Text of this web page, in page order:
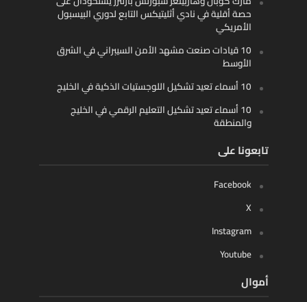
حصة أقلية في نادي أثليتيكس التابع لدوري البيسبول
الأمريكي
10 قيادات صنعت مشهد الأمن السيبراني في الشرق
الأوسط
10 أسماء تعيد تشكيل اللوجستيات الذكية في الخليج
10 أسماء تعيد تشكيل التعليم الرقمي في الخليج
والمنطقة
تابعونا على
Facebook
X
Instagram
Youtube
أموال